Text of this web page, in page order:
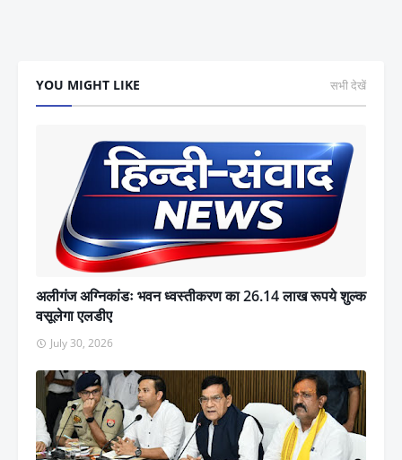
YOU MIGHT LIKE सभी देखें
अलीगंज अग्निकांडः भवन ध्वस्तीकरण का 26.14 लाख रूपये शुल्क
वसूलेगा एलडीए
July 30, 2026